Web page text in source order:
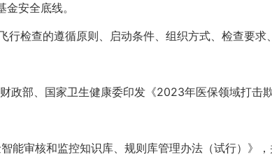
安全底线。
检查的遵循原则、启动条件、组织方式、检查要求
政部、国家卫生健康委印发《2023年医保领域打击
能审核和监控知识库、规则库管理办法（试行）》